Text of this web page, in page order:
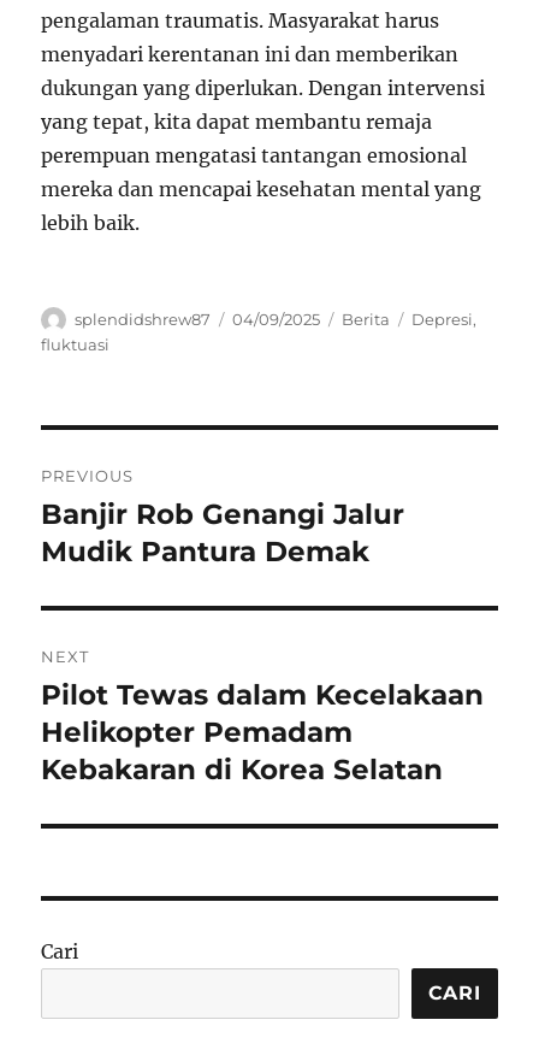
pengalaman traumatis. Masyarakat harus
menyadari kerentanan ini dan memberikan
dukungan yang diperlukan. Dengan intervensi
yang tepat, kita dapat membantu remaja
perempuan mengatasi tantangan emosional
mereka dan mencapai kesehatan mental yang
lebih baik.
Author
splendidshrew87
Posted
04/09/2025 Categories
Berita Tags
Depresi,
fluktuasi
pos
PREVIOUS
Previous
post:
Banjir Rob Genangi Jalur
Mudik Pantura Demak
NEXT
Next
post:
Pilot Tewas dalam Kecelakaan
Helikopter Pemadam
Kebakaran di Korea Selatan
Cari
CARI